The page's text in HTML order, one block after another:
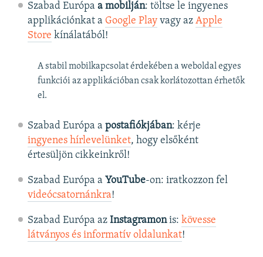
Szabad Európa a mobilján: töltse le ingyenes
applikációnkat a Google Playvagy az Apple
Store kínálatából!
A stabil mobilkapcsolat érdekében a weboldal egyes
funkciói az applikációban csak korlátozottan érhetők
el.
Szabad Európa a postafiókjában: kérje
ingyenes hírlevelünket, hogy elsőként
értesüljön cikkeinkről!
Szabad Európa a YouTube-on: iratkozzon fel
videócsatornánkra!
Szabad Európa az Instagramonis: kövesse
látványos és informatív oldalunkat! ​